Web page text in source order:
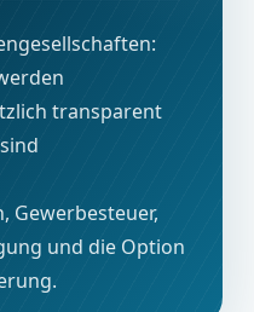
transparent
Gewerbesteuer,
und die Option